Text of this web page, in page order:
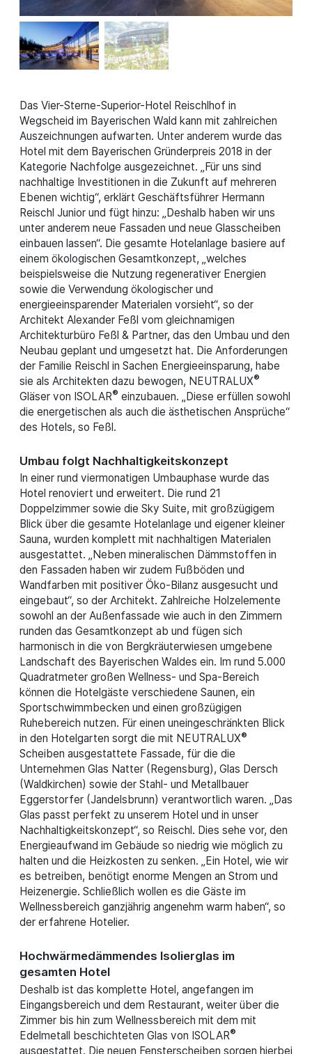
Das Vier-Sterne-Superior-Hotel Reischlhof in
Wegscheid im Bayerischen Wald kann mit zahlreichen
Auszeichnungen aufwarten. Unter anderem wurde das
Hotel mit dem Bayerischen Gründerpreis 2018 in der
Kategorie Nachfolge ausgezeichnet. „Für uns sind
nachhaltige Investitionen in die Zukunft auf mehreren
Ebenen wichtig“, erklärt Geschäftsführer Hermann
Reischl Junior und fügt hinzu: „Deshalb haben wir uns
unter anderem neue Fassaden und neue Glasscheiben
einbauen lassen“. Die gesamte Hotelanlage basiere auf
einem ökologischen Gesamtkonzept, „welches
beispielsweise die Nutzung regenerativer Energien
sowie die Verwendung ökologischer und
energieeinsparender Materialen vorsieht“, so der
Architekt Alexander Feßl vom gleichnamigen
Architekturbüro Feßl & Partner, das den Umbau und den
Neubau geplant und umgesetzt hat. Die Anforderungen
der Familie Reischl in Sachen Energieeinsparung, habe
sie als Architekten dazu bewogen, NEUTRALUX®
Gläser von ISOLAR® einzubauen. „Diese erfüllen sowohl
die energetischen als auch die ästhetischen Ansprüche“
des Hotels, so Feßl.
Umbau folgt Nachhaltigkeitskonzept
In einer rund viermonatigen Umbauphase wurde das
Hotel renoviert und erweitert. Die rund 21
Doppelzimmer sowie die Sky Suite, mit großzügigem
Blick über die gesamte Hotelanlage und eigener kleiner
Sauna, wurden komplett mit nachhaltigen Materialen
ausgestattet. „Neben mineralischen Dämmstoffen in
den Fassaden haben wir zudem Fußböden und
Wandfarben mit positiver Öko-Bilanz ausgesucht und
eingebaut“, so der Architekt. Zahlreiche Holzelemente
sowohl an der Außenfassade wie auch in den Zimmern
runden das Gesamtkonzept ab und fügen sich
harmonisch in die von Bergkräuterwiesen umgebene
Landschaft des Bayerischen Waldes ein. Im rund 5.000
Quadratmeter großen Wellness- und Spa-Bereich
können die Hotelgäste verschiedene Saunen, ein
Sportschwimmbecken und einen großzügigen
Ruhebereich nutzen. Für einen uneingeschränkten Blick
in den Hotelgarten sorgt die mit NEUTRALUX®
Scheiben ausgestattete Fassade, für die die
Unternehmen Glas Natter (Regensburg), Glas Dersch
(Waldkirchen) sowie der Stahl- und Metallbauer
Eggerstorfer (Jandelsbrunn) verantwortlich waren. „Das
Glas passt perfekt zu unserem Hotel und in unser
Nachhaltigkeitskonzept“, so Reischl. Dies sehe vor, den
Energieaufwand im Gebäude so niedrig wie möglich zu
halten und die Heizkosten zu senken. „Ein Hotel, wie wir
es betreiben, benötigt enorme Mengen an Strom und
Heizenergie. Schließlich wollen es die Gäste im
Wellnessbereich ganzjährig angenehm warm haben“, so
der erfahrene Hotelier.
Hochwärmedämmendes Isolierglas im
gesamten Hotel
Deshalb ist das komplette Hotel, angefangen im
Eingangsbereich und dem Restaurant, weiter über die
Zimmer bis hin zum Wellnessbereich mit dem mit
Edelmetall beschichteten Glas von ISOLAR®
ausgestattet. Die neuen Fensterscheiben sorgen hierbei